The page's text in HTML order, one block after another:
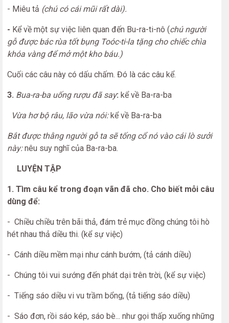
- Miêu tả (chú có cái mũi rất dài).
- Kể về một sự việc liên quan đến Bu-ra-ti-nô (chú người
gỗ đượcbácrùa tốt bụng Toóc-ti-la tặng cho chiếc chìa
khóa vàng để mở mộtkho báu.)
Cuối các câu này có dấu chấm. Đó là các câu kể.
3. Bua-ra-ba uống rượu đã say: kể về Ba-ra-ba
Vừa hơ bộ râu, lão vừa nói: kể về Ba-ra-ba
Bắt được thằng người gỗ ta sẽ tống cổ nó vào cái lò sưởi
này: nêu suy nghĩ của Ba-ra-ba.
LUYỆN TẬP
1. Tìm câu kể trong đoạn vãn đã cho. Cho biết mỗi câu
dùng để:
- Chiều chiều trên bãi thả, đám trẻ mục đồng chúng tôi hò
hét nhau thả diều thi. (kể sự việc)
- Cánh diều mềm mại như cánh bướm, (tả cánh diều)
- Chúng tôi vui sướng đến phát dại trên trời, (kể sự việc)
- Tiếng sáo diều vi vu trầm bổng, (tả tiếng sáo diều)
- Sáo đơn, rồi sáo kép, sáo bè... như gọi thấp xuống những